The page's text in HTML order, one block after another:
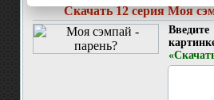
Скачать 12 серия Моя